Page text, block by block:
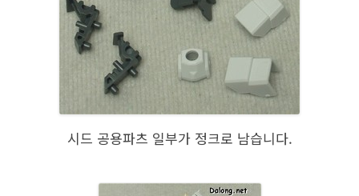
시드 공용파츠 일부가 정크로 남습니다.